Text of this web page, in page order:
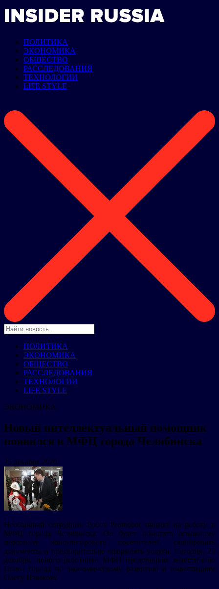
ПОЛИТИКА
ЭКОНОМИКА
ОБЩЕСТВО
РАССЛЕДОВАНИЯ
ТЕХНОЛОГИИ
LIFE STYLE
ПОЛИТИКА
ЭКОНОМИКА
ОБЩЕСТВО
РАССЛЕДОВАНИЯ
ТЕХНОЛОГИИ
LIFE STYLE
ЭКОНОМИКА
Новый интеллектуальный помощник
появился в МФЦ города Челябинска
25 декабря 2020
Необычный сотрудник Робот Promobot принят на работу в
МФЦ города Челябинска. Он будет помогать основному
персоналу консультировать посетителей, сканировать
документы и предварительно оформлять услуги. Сегодня, 25
декабря, нового работника МФЦ представили заместителю
Главы города по экономическому развитию и инвестициям
Олегу Извекову.